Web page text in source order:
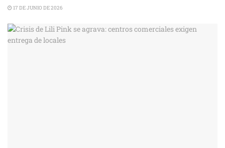
17 DE JUNIO DE 2026